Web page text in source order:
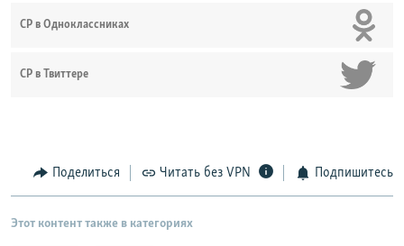
СР в Одноклассниках
СР в Твиттере
Поделиться Читать без VPN Подпишитесь
Этот контент также в категориях